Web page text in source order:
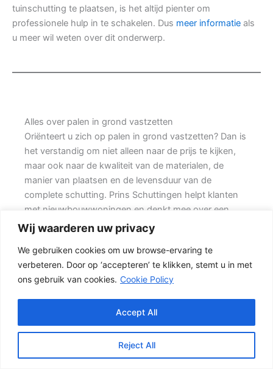
Wij waarderen uw privacy
We gebruiken cookies om uw browse-ervaring te
verbeteren. Door op ‘accepteren’ te klikken, stemt u in met
ons gebruik van cookies. Cookie Policy
Reject All
Accept All
tuinschutting te plaatsen, is het altijd pienter om
professionele hulp in te schakelen. Dus meer informatie als
u meer wil weten over dit onderwerp.
Alles over palen in grond vastzetten
Oriënteert u zich op palen in grond vastzetten? Dan is
het verstandig om niet alleen naar de prijs te kijken,
maar ook naar de kwaliteit van de materialen, de
manier van plaatsen en de levensduur van de
complete schutting. Prins Schuttingen helpt klanten
met nieuwbouwwoningen en denkt mee over een
onderhoudsvriendelijke oplossing.
Een nette tuinafscheiding vraagt om meer dan alleen
een paar schermen en palen. Wilt u vooral een luxe
uitstraling, dan kan een hout-beton schutting met
hoge betonplaat of zwarte accenten goed passen.
Daarom is persoonlijk advies vaak beter dan alleen
online een standaardprijs bekijken.